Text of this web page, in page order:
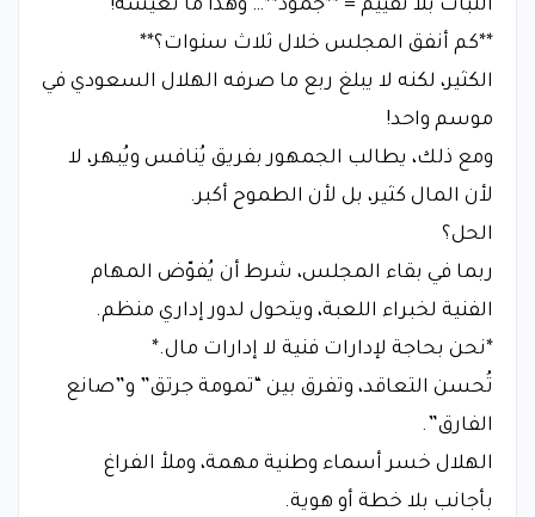
الثبات بلا تقييم = **جمود**… وهذا ما نعيشه!
**كم أنفق المجلس خلال ثلاث سنوات؟**
الكثير، لكنه لا يبلغ ربع ما صرفه الهلال السعودي في
موسم واحد!
ومع ذلك، يطالب الجمهور بفريق يُنافس ويُبهر، لا
لأن المال كثير، بل لأن الطموح أكبر.
الحل؟
ربما في بقاء المجلس، شرط أن يُفوّض المهام
الفنية لخبراء اللعبة، ويتحول لدور إداري منظم.
*نحن بحاجة لإدارات فنية لا إدارات مال.*
تُحسن التعاقد، وتفرق بين “تمومة جرتق” و”صانع
الفارق”.
الهلال خسر أسماء وطنية مهمة، وملأ الفراغ
بأجانب بلا خطة أو هوية.